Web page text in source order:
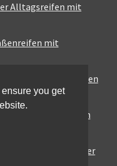
Alltagsreifen mit
mit
Sport-Touring-Reifen
für den urbanen
Optik mit solider
you get